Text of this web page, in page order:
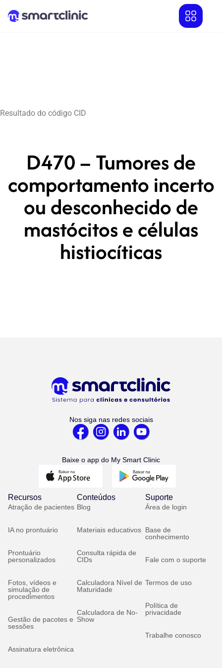
Resultado do código CID
D470 – Tumores de
comportamento incerto
ou desconhecido de
mastócitos e células
histiocíticas
Nos siga nas redes sociais
Baixe o app do My Smart Clinic
Recursos
Atração de pacientes
IA no prontuário
Prontuário
personalizados
Fotos, vídeos e
simulação de
procedimentos
Gestão de pacotes e
sessões
Assinatura eletrônica
Conteúdos
Blog
Materiais educativos
Consulta rápida de
CIDs
Calculadora Nível de
Maturidade
Calculadora de No-
Show
Suporte
Área de login
Base de
conhecimento
Fale com o suporte
Termos de uso
Política de
privacidade
Trabalhe conosco